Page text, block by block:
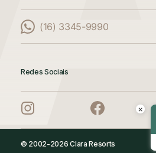
(16) 3345-9990
Redes Sociais
© 2002-2026 Clara Resorts
comparar
comparar
Adicione mais uma
×